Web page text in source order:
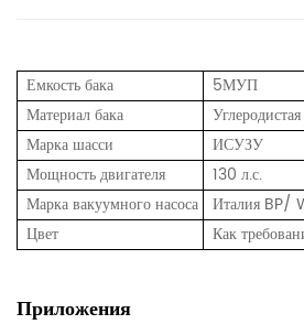
Емкость бака
5МУП
Материал бака
Марка шасси
ИСУЗУ
Мощность двигателя
130 л.с.
Марка вакуумного насоса Италия BP/
Цвет
Как
Приложения